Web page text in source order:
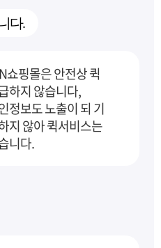
다.
쇼핑몰은 안전상 퀵
하지 않습니다,
정보도 노출이 되 기
지 않아 퀵서비스는
니다.